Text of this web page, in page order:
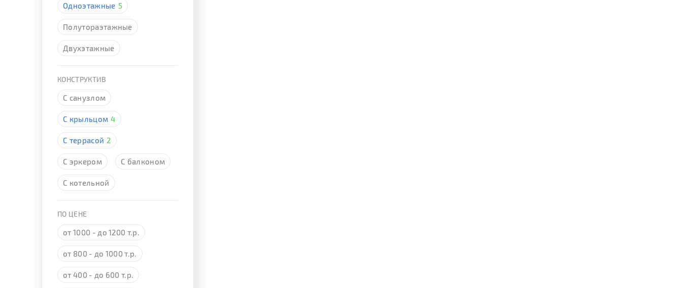
Одноэтажные 5
Полутораэтажные
Двухэтажные
КОНСТРУКТИВ
С санузлом
С крыльцом 4
С террасой 2
С эркером С балконом
С котельной
ПО ЦЕНЕ
от 1000 - до 1200 т.р.
от 800 - до 1000 т.р.
от 400 - до 600 т.р.